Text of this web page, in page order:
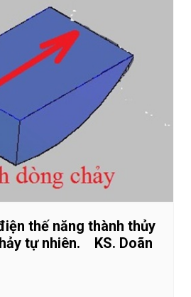
thế năng thành thủy
tự nhiên. KS. Doãn